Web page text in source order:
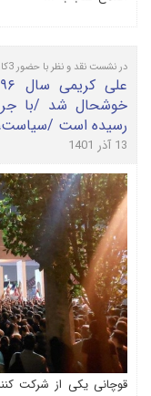
در نشست نقد و نظر با حضور 3کارشناس بررسی شد
خوشحال شد /با
رسیده است /
13 آذر 1401
قوچانی یکی از شرکت